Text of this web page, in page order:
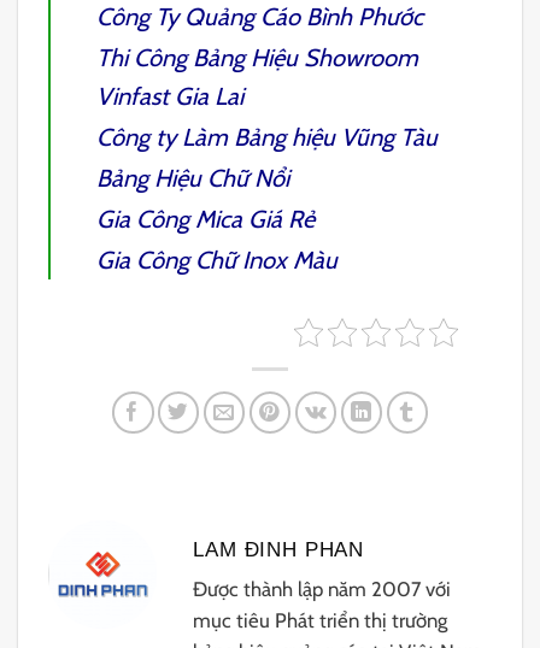
Công Ty Quảng Cáo Bình Phước
Thi Công Bảng Hiệu Showroom
Vinfast Gia Lai
Công ty Làm Bảng hiệu Vũng Tàu
Bảng Hiệu Chữ Nổi
Gia Công Mica Giá Rẻ
Gia Công Chữ Inox Màu
LAM ĐINH PHAN
Được thành lập năm 2007 với
mục tiêu Phát triển thị trường